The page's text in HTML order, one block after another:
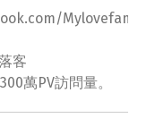
客
萬PV訪問量。